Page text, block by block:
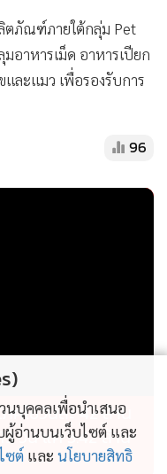
ตภัณฑ์ภายใต้กลุ่ม Pet
อาหารเม็ด อาหารเปียก
ะแมว เพื่อรองรับการ
96
คไข่วันละ 42 ล้าน
วัน แค่ 3.42 ล้าน
นบุคคลเพื่อนำเสนอ
อ่านบนเว็บไซต์ และ
ซต์ และ นโยบายสิทธิ